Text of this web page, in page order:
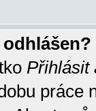
Přihlásit
práce